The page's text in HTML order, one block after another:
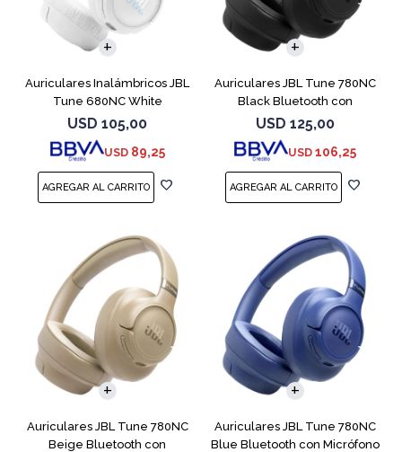
Auriculares Inalámbricos JBL
Tune 680NC White
USD 105,00
USD 89,25
Auriculares JBL Tune 780NC
Black Bluetooth con
Micrófono
USD 125,00
USD 106,25
Auriculares JBL Tune 780NC
Beige Bluetooth con
Auriculares JBL Tune 780NC
Blue Bluetooth con Micrófono